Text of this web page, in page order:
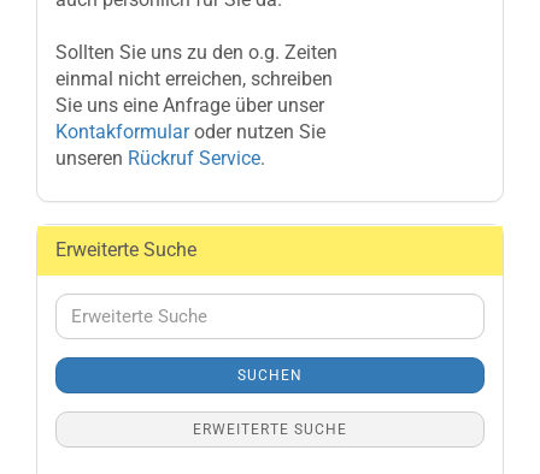
Sollten Sie uns zu den o.g. Zeiten
einmal nicht erreichen, schreiben
Sie uns eine Anfrage über unser
Kontakformularoder nutzen Sie
unseren Rückruf Service.
Erweiterte Suche
Erweiterte
Suche
SUCHEN
ERWEITERTE SUCHE